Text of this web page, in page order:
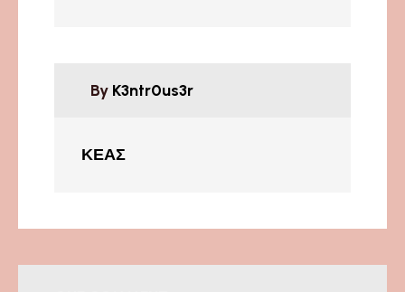
By K3ntr0us3r
ΚΕΑΣ